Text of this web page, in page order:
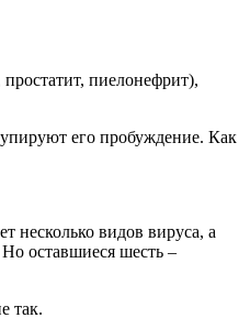
пиелонефрит),
его пробуждение. Как
несколько видов вируса, а
оставшиеся шесть –
так.